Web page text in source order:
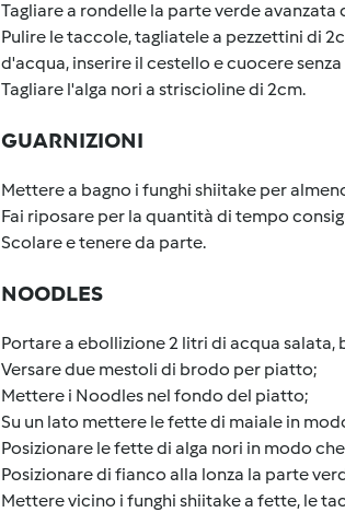
Tagliare a rondelle la parte verde
Pulire le taccole, tagliatele a pezzettini di
d'acqua, inserire il cestello e cuocere senza
Tagliare l'alga nori a striscioline di 2cm.
GUARNIZIONI
Mettere a bagno i funghi shiitake per
Fai riposare per la quantità di tempo
Scolare e tenere da parte.
NOODLES
Portare a ebollizione 2 litri di acqua
Versare due mestoli di brodo per piatto;
Mettere i Noodles nel fondo del piatto;
Su un lato mettere le fette di maiale in
Posizionare le fette di alga nori in modo
Posizionare di fianco alla lonza la parte
Mettere vicino i funghi shiitake a fette, le